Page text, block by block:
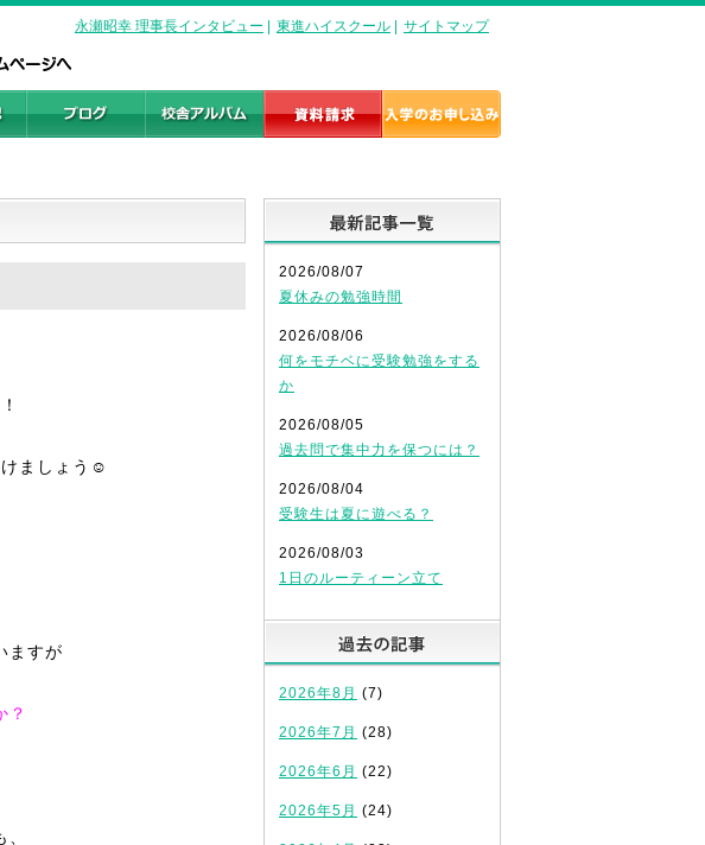
永瀬昭幸 理事長インタビュー 東進ハイスクール サイトマップ
ましょう☺
ますが
？
2026/08/07
夏休みの勉強時間
2026/08/06
何をモチベに受験勉強をする
か
2026/08/05
過去問で集中力を保つには？
2026/08/04
受験生は夏に遊べる？
2026/08/03
1日のルーティーン立て
2026年8月 (7)
2026年7月 (28)
2026年6月 (22)
2026年5月 (24)